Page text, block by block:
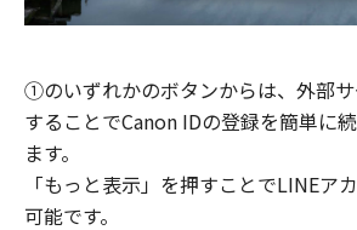
①のいずれかのボタンからは、外部
することでCanon IDの登録を簡単に
ます。
「もっと表示」を押すことでLINEア
可能です。